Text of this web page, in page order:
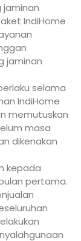
jaminan
IndiHome
jaminan
selama
IndiHome
memutuskan
masa
dikenakan
kepada
pertama.